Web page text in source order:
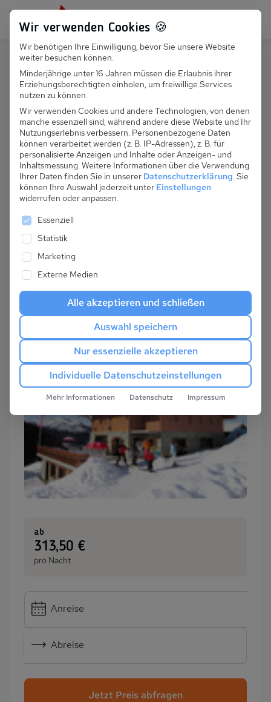
Persönlich für dich da: +49 251 899 050
Suchfeld
Suchen
CH 383.071 - Appart. Chalet des
Alpes 003
ab
:313,50 €
pro Nacht
Anreise
Abreise
Jetzt Preis abfragen
Wir verwenden Cookies 🍪
Wir benötigen Ihre Einwilligung, bevor Sie unsere Website
weiter besuchen können.
Minderjährige unter 16 Jahren müssen die Erlaubnis ihrer
Erziehungsberechtigten einholen, um freiwillige Services
nutzen zu können.
Wir verwenden Cookies und andere Technologien, von denen
manche essenziell sind, während andere diese Website und Ihr
Nutzungserlebnis verbessern. Personenbezogene Daten
können verarbeitet werden (z. B. IP-Adressen), z. B. für
personalisierte Anzeigen und Inhalte oder Anzeigen- und
Inhaltsmessung. Weitere Informationen über die Verwendung
Ihrer Daten finden Sie in unserer Datenschutzerklärung. Sie
können Ihre Auswahl jederzeit unter Einstellungen
widerrufen oder anpassen.
Es folgt eine Liste der Service-Gruppen, für die
Essenziell
Statistik
Marketing
Externe Medien
Alle akzeptieren und schließen
Auswahl speichern
Nur essenzielle akzeptieren
Individuelle Datenschutzeinstellungen
Mehr Informationen Datenschutz Impressum